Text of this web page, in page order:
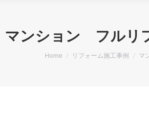
マンション フルリ
You are here:
Home リフォーム施工事例 マ